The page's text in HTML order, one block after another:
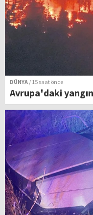
DÜNYA / 15 saat önce
Avrupa'daki